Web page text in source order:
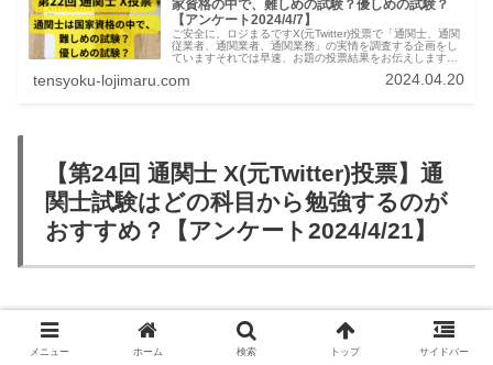
家資格の中で、難しめの試験？優しめの試験？
【アンケート2024/4/7】
ご安全に、ロジまるですX(元Twitter)投票で「通関士、通関
従業者、通関業者、通関業務」の実情を調査する企画をし
ていますそれでは早速、お題の投票結果をお伝えします通
めの試...
tensyoku-lojimaru.com 2024.04.20
【第24回 通関士 X(元Twitter)投票】通
関士試験はどの科目から勉強するのが
おすすめ？【アンケート2024/4/21】
投票結果は下のポスト通りです
メニュー ホーム 検索 トップ サイドバー